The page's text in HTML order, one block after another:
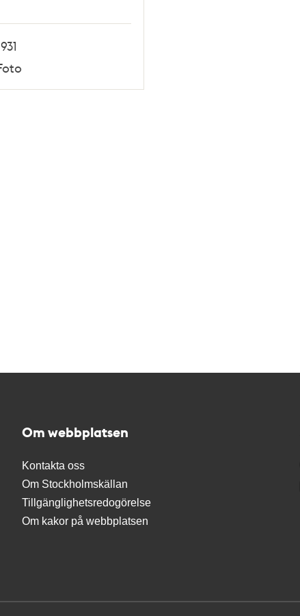
Om webbplatsen
Kontakta oss
Om Stockholmskällan
Tillgänglighetsredogörelse
Om kakor på webbplatsen